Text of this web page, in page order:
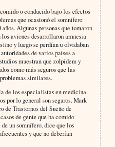
o conducido bajo los efectos
que ocasionó el somnífero
Algunas personas que tomaron
aviones desarrollaron amnesia
y luego se perdían u olvidaban
de varios países a
muestran que zolpidem y
como más seguros que las
similares.
de los especialistas en medicina
por lo general son seguros. Mark
Trastornos del Sueño de
de gente que ha comido
un somnífero, dice que los
y que no deberían